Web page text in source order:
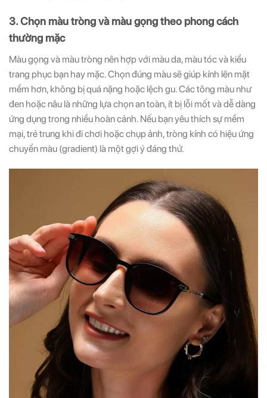
3. Chọn màu tròng và màu gọng theo phong cách
thường mặc
Màu gọng và màu tròng nên hợp với màu da, màu tóc và kiểu
trang phục bạn hay mặc. Chọn đúng màu sẽ giúp kính lên mặt
mềm hơn, không bị quá nặng hoặc lệch gu. Các tông màu như
đen hoặc nâu là những lựa chọn an toàn, ít bị lỗi mốt và dễ dàng
ứng dụng trong nhiều hoàn cảnh. Nếu bạn yêu thích sự mềm
mại, trẻ trung khi đi chơi hoặc chụp ảnh, tròng kính có hiệu ứng
chuyển màu (gradient) là một gợi ý đáng thử.